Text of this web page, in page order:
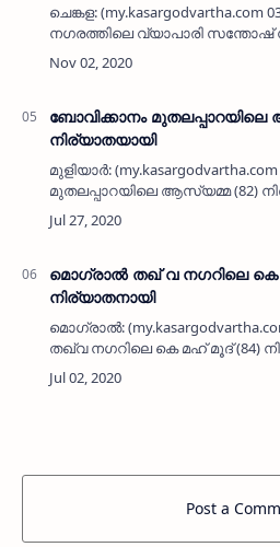
ചെങ്കള:
നഗരത്തിലെ വ്യാപാരി സന്തോഷ്
ഹസൈനാര്‍ (57) നിര്യാതനായി.
മൂലം ചൊവ്വാഴ്ച പുലര്‍ച്ചേയാണ്
ബോവിക്കാനം
നിര്യാതയായി
മുളിയാര്‍:
മുതലപ്പാറയിലെ ആസ്യമ്മ (82)
പ്രമുഖ കോളോട്ട് കുടുംബാംഗവും,
ശിഷ്യഗണങ്ങളുള്ള പഴയ കാല
മൊഗ്രാല്‍ തഖ് വ നഗറിലെ
നിര്യാതനായി
മൊഗ്രാല്‍:
തഖ്വ നഗറിലെ കെ മഹ് മൂദ് (84)
അജ്മീര്‍ ഉള്‍പ്പെടെയുള്ള
നിത്യസന്ദര്‍ശകനായിരുന്നു.&nbs…
Post a